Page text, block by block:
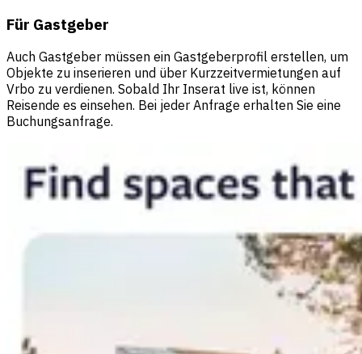
Für Gastgeber
Auch Gastgeber müssen ein Gastgeberprofil erstellen, um
Objekte zu inserieren und über Kurzzeitvermietungen auf
Vrbo zu verdienen. Sobald Ihr Inserat live ist, können
Reisende es einsehen. Bei jeder Anfrage erhalten Sie eine
Buchungsanfrage.